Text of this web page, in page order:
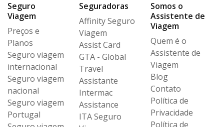
Seguro
Viagem
Preços e
Planos
Seguro viagem
internacional
Seguro viagem
nacional
Seguro viagem
Portugal
Seguradoras
Affinity Seguro
Viagem
Assist Card
GTA - Global
Travel
Assistante
Intermac
Assistance
ITA Seguro
Somos o
Assistente de
Viagem
Quem é o
Assistente de
Viagem
Blog
Contato
Política de
Privacidade
Política de